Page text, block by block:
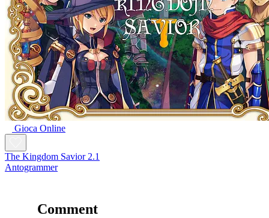
Gioca Online
The Kingdom Savior 2.1
Antogrammer
Comment